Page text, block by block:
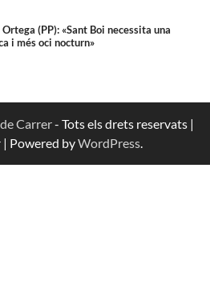
(PP): «Sant Boi necessita una
i més oci nocturn»
Carrer- Tots els drets reservats |
| Powered byWordPress.